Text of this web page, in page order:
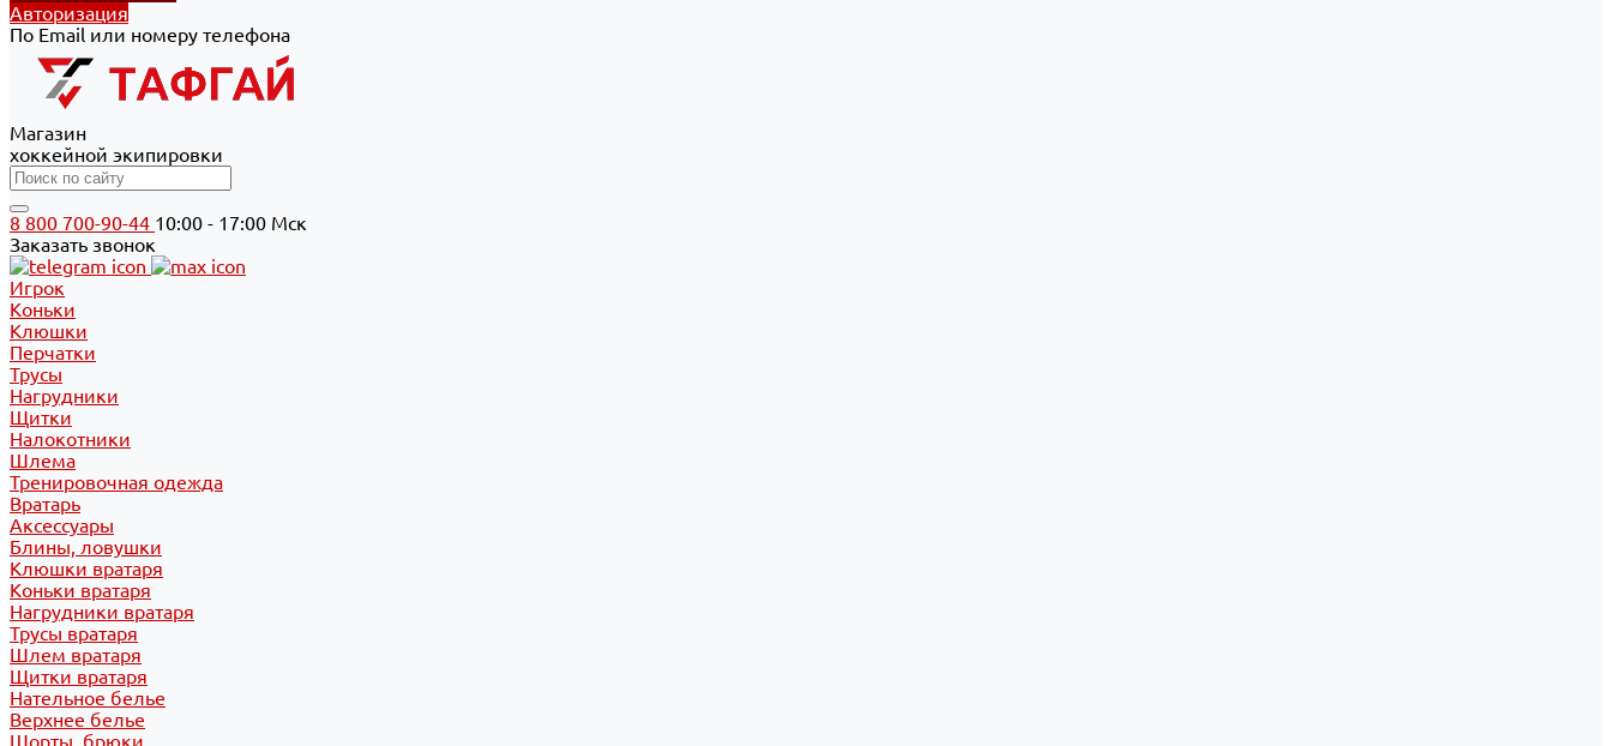
Авторизация
По Email или номеру телефона
Магазин
хоккейной экипировки
8 800 700-90-44 10:00 - 17:00 Мск
Заказать звонок
Игрок
Коньки
Клюшки
Перчатки
Трусы
Нагрудники
Щитки
Налокотники
Шлема
Тренировочная одежда
Вратарь
Аксессуары
Блины, ловушки
Клюшки вратаря
Коньки вратаря
Нагрудники вратаря
Трусы вратаря
Шлем вратаря
Щитки вратаря
Нательное белье
Верхнее белье
Шорты, брюки